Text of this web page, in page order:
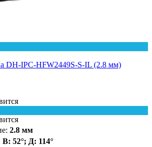
DH-IPC-HFW2449S-S-IL (2.8 мм)
2.8 мм
В: 52°; Д: 114°